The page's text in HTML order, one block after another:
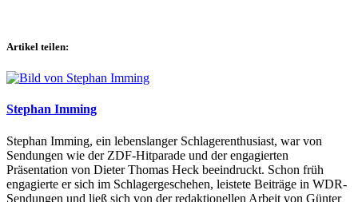
Artikel teilen:
Stephan Imming
Stephan Imming, ein lebenslanger Schlagerenthusiast, war von
Sendungen wie der ZDF-Hitparade und der engagierten
Präsentation von Dieter Thomas Heck beeindruckt. Schon früh
engagierte er sich im Schlagergeschehen, leistete Beiträge in WDR-
Sendungen und ließ sich von der redaktionellen Arbeit von Günter